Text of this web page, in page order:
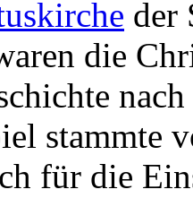
der
die
stammte
für die